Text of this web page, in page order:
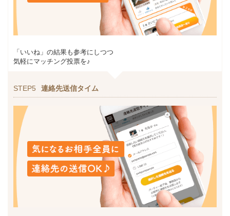
「いいね」の結果も参考にしつつ
気軽にマッチング投票を♪
STEP5 連絡先送信タイム